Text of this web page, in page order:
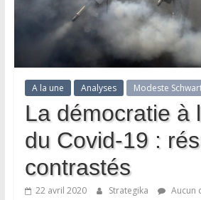
A la une Analyses Modeste
La démocratie à
du Covid-19 :
contrastés
22 avril 2020 Strategika Aucun